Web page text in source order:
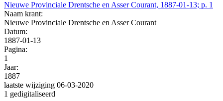
Nieuwe Provinciale Drentsche en Asser Courant, 1887-01-13; p. 1
Naam krant:
Nieuwe Provinciale Drentsche en Asser Courant
Datum:
1887-01-13
Pagina:
1
Jaar:
1887
laatste wijziging 06-03-2020
1 gedigitaliseerd